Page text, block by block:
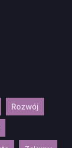
Rozwój